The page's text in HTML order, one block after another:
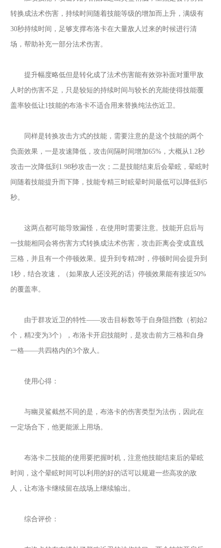
转换成法术伤害，持续时间随着技能等级的增加而上升，满级有
30秒持续时间，足够支撑布洛卡在大量敌人过来的时候进行清
场，帮助补充一部分法术伤害。
提升幅度略低但是转化成了法术伤害能有效弥补面对重甲敌
人时的伤害不足，只是较短的持续时间与较长的充能使得技能覆
盖率较低让1技能的布洛卡不适合用来替换纯法伤近卫。
同样是转换攻击方式的技能，需要注意的是这个技能的两个
负面效果，一是攻速降低，攻击间隔时间增加65%，大概从1.2秒
攻击一次降低到1.98秒攻击一次；二是技能结束后会晕眩，晕眩时
间随着技能提升而下降，技能专精三时眩晕时间最低可以降低到5
秒。
这两点都可能导致漏怪，在使用时需要注意。技能开启后与
一技能相同会将伤害方式转换成法术伤害，攻击距离会变成直线
三格，并且有一个停顿效果。提升到专精2时，停顿时间会提升到
1秒，结合攻速，（如果敌人还没死的话）停顿效果能有接近50%
的覆盖率。
由于群攻近卫的特性——攻击目标数等于自身阻挡数（初始2
个，精2变为3个），布洛卡开启技能时，是攻击前方三格和自身
一格——共四格内的3个敌人。
使用心得：
与幽灵鲨截然不同的是，布洛卡的伤害类型为法伤，因此在
一定场合下，他更能派上用场。
布洛卡二技能的使用要把握时机，注意他技能结束后的晕眩
时间，这个晕眩时间可以利用的好的话可以规避一些高攻的敌
人，让布洛卡继续留在战场上继续输出。
综合评价：